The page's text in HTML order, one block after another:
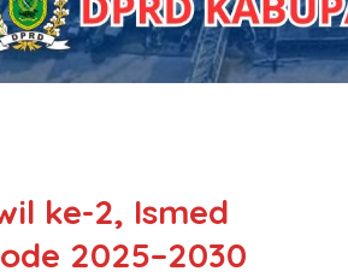
ke-2, Ismed
2025–2030